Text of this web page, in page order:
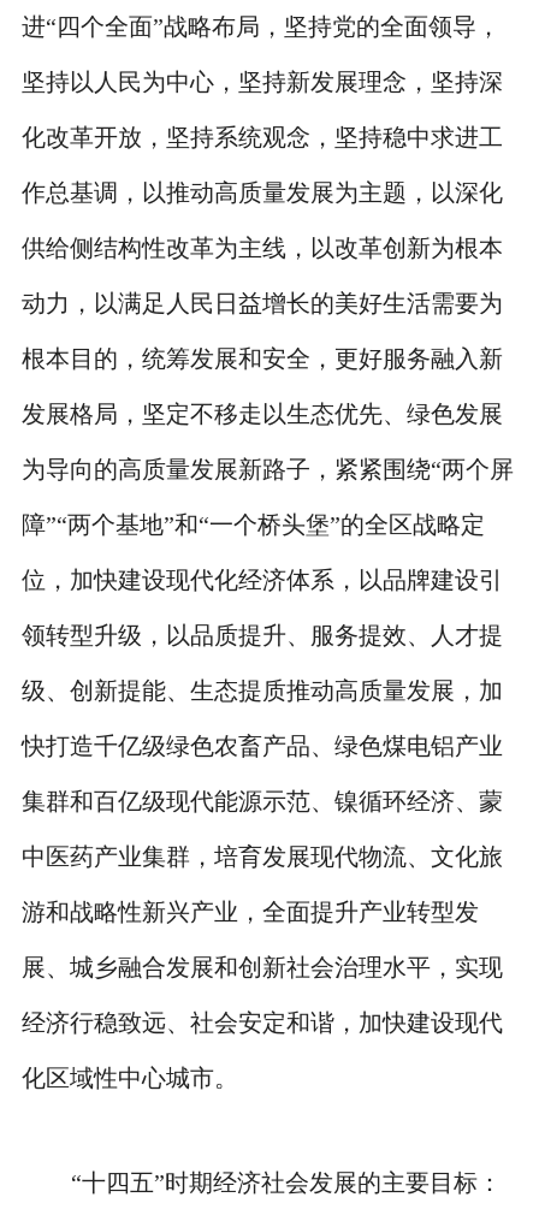
进“四个全面”战略布局，坚持党的全面领导，
坚持以人民为中心，坚持新发展理念，坚持深
化改革开放，坚持系统观念，坚持稳中求进工
作总基调，以推动高质量发展为主题，以深化
供给侧结构性改革为主线，以改革创新为根本
动力，以满足人民日益增长的美好生活需要为
根本目的，统筹发展和安全，更好服务融入新
发展格局，坚定不移走以生态优先、绿色发展
为导向的高质量发展新路子，紧紧围绕“两个屏
障”“两个基地”和“一个桥头堡”的全区战略定
位，加快建设现代化经济体系，以品牌建设引
领转型升级，以品质提升、服务提效、人才提
级、创新提能、生态提质推动高质量发展，加
快打造千亿级绿色农畜产品、绿色煤电铝产业
集群和百亿级现代能源示范、镍循环经济、蒙
中医药产业集群，培育发展现代物流、文化旅
游和战略性新兴产业，全面提升产业转型发
展、城乡融合发展和创新社会治理水平，实现
经济行稳致远、社会安定和谐，加快建设现代
化区域性中心城市。
“十四五”时期经济社会发展的主要目标：